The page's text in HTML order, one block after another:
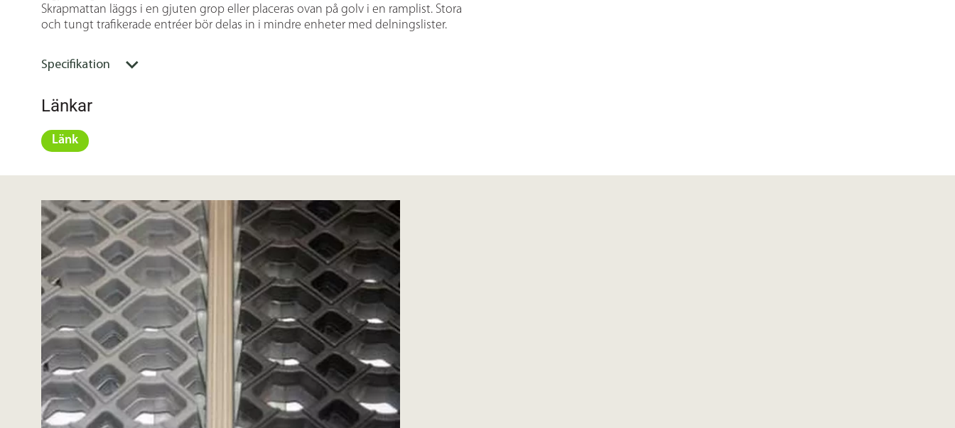
Skrapmattan läggs i en gjuten grop eller placeras ovan på golv i en ramplist. Stora
och tungt trafikerade entréer bör delas in i mindre enheter med delningslister.
Specifikation
Länkar
Länk